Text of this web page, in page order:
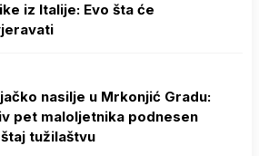
iz Italije: Evo šta će
nasilje u Mrkonjić Gradu:
pet maloljetnika podnesen
tužilaštvu